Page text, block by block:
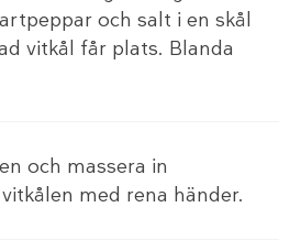
och salt i en skål
vitkål får plats. Blanda
och massera in
med rena händer.